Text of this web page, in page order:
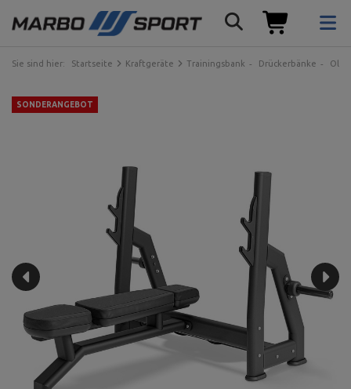
Sie sind hier: Startseite Kraftgeräte Trainingsbank Drückerbänke
SONDERANGEBOT